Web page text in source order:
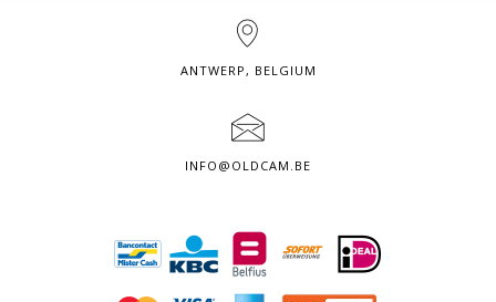
ANTWERP, BELGIUM
INFO@OLDCAM.BE